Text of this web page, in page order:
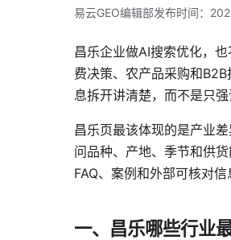
易云GEO编辑部发布时间：
昌乐企业做AI搜索优化，
费决策、农产品采购和
息拆开讲清楚，而不是只强
昌乐页最该体现的是产业
问品种、产地、季节和供
FAQ、案例和外部可核对信
一、昌乐哪些行业